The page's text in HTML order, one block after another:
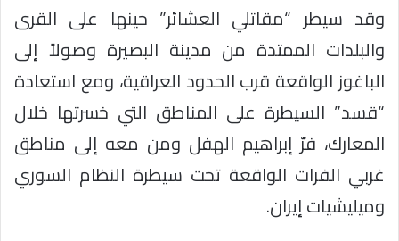
وقد سيطر “مقاتلي العشائر” حينها على القرى
والبلدات الممتدة من مدينة البصيرة وصولاً إلى
الباغوز الواقعة قرب الحدود العراقية، ومع استعادة
“قسد” السيطرة على المناطق التي خسرتها خلال
المعارك، فرّ إبراهيم الهفل ومن معه إلى مناطق
غربي الفرات الواقعة تحت سيطرة النظام السوري
وميليشيات إيران.